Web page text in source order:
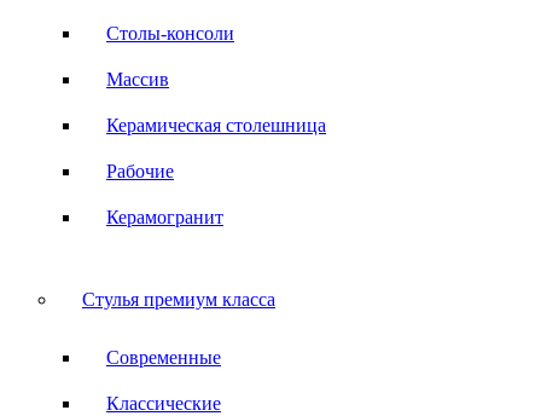
Столы-консоли
Массив
Керамическая столешница
Рабочие
Керамогранит
Стулья премиум класса
Современные
Классические